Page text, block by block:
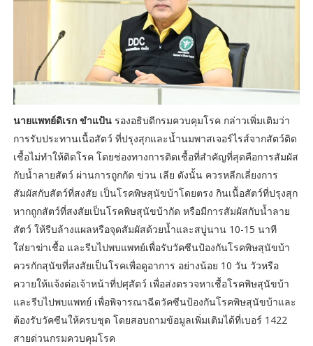
นายแพทย์ดิเรก ขำแป้นรองอธิบดีกรมควบคุมโรค กล่าวเพิ่มเติมว่า
การรับประทานเนื้อสัตว์ ที่ปรุงสุกและน้ำนมพาสเจอร์ไรส์จากสัตว์ติด
เชื้อไม่ทำให้ติดโรค โดยช่องทางการติดเชื้อที่สำคัญที่สุดคือการสัมผัส
กับน้ำลายสัตว์ ผ่านการถูกกัด ข่วน เลีย ดังนั้น ควรหลีกเลี่ยงการ
สัมผัสกับสัตว์ที่สงสัย เป็นโรคพิษสุนัขบ้าโดยตรง กินเนื้อสัตว์ที่ปรุงสุก
หากถูกสัตว์ที่สงสัยเป็นโรคพิษสุนัขบ้ากัด หรือมีการสัมผัสกับน้ำลาย
สัตว์ ให้รีบล้างแผลหรือจุดสัมผัสด้วยน้ำและสบู่นาน 10-15 นาที
ใส่ยาฆ่าเชื้อ และรีบไปพบแพทย์เพื่อรับวัคซีนป้องกันโรคพิษสุนัขบ้า
ควรกักสุนัขที่สงสัยเป็นโรคเพื่อดูอาการ อย่างน้อย 10 วัน วัวหรือ
ควายให้แจ้งต่อเจ้าหน้าที่ปศุสัตว์ เพื่อส่งตรวจหาเชื้อโรคพิษสุนัขบ้า
และรีบไปพบแพทย์ เพื่อพิจารณาฉีดวัคซีนป้องกันโรคพิษสุนัขบ้าและ
ต้องรับวัคซีนให้ครบชุด โดยสอบถามข้อมูลเพิ่มเติมได้ที่เบอร์ 1422
สายด่วนกรมควบคุมโรค